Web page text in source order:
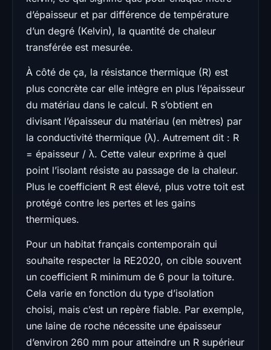
d’épaisseur et par différence de température
d’un degré (Kelvin), la quantité de chaleur
transférée est mesurée.
À côté de ça, la résistance thermique (R) est
plus concrète car elle intègre en plus l’épaisseur
du matériau dans le calcul. R s’obtient en
divisant l’épaisseur du matériau (en mètres) par
la conductivité thermique (λ). Autrement dit : R
= épaisseur / λ. Cette valeur exprime à quel
point l’isolant résiste au passage de la chaleur.
Plus le coefficient R est élevé, plus votre toit est
protégé contre les pertes et les gains
thermiques.
Pour un habitat français contemporain qui
souhaite respecter la RE2020, on cible souvent
un coefficient R minimum de 6 pour la toiture.
Cela varie en fonction du type d’isolation
choisi, mais c’est un repère fiable. Par exemple,
une laine de roche nécessite une épaisseur
d’environ 260 mm pour atteindre un R supérieur